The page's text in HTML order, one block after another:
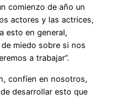
comienzo de año un
actores y las actrices,
esto en general,
miedo sobre si nos
a trabajar”.
confíen en nosotros,
desarrollar esto que